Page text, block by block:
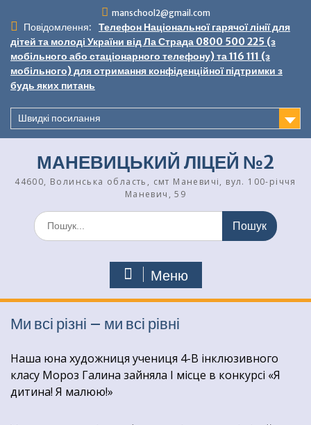
вмісту
manschool2@gmail.com
Повідомлення:
Телефон Національної гарячої лінії для
дітей та молоді України від Ла Страда 0800 500 225 (з
мобільного або стаціонарного телефону) та 116 111 (з
мобільного) для отримання конфіденційної підтримки з
будь яких питань
Швидкі посилання
МАНЕВИЦЬКИЙ ЛІЦЕЙ №2
44600, Волинська область, смт Маневичі, вул. 100-річчя
Маневич, 59
Шукати:
Меню
Ми всі різні – ми всі рівні
Наша юна художниця учениця 4-В інклюзивного
класу Мороз Галина зайняла І місце в конкурсі «Я
дитина! Я малюю!»